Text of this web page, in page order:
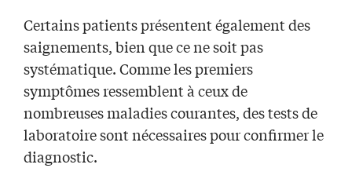
Certains patients présentent également des
saignements, bien que ce ne soit pas
systématique. Comme les premiers
symptômes ressemblent à ceux de
nombreuses maladies courantes, des tests de
laboratoire sont nécessaires pour confirmer le
diagnostic.